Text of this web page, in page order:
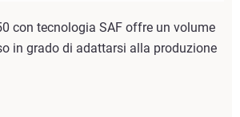
con tecnologia SAF offre un volume
in grado di adattarsi alla produzione